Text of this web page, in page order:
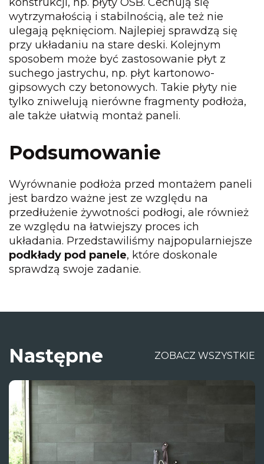
wytrzymałością i stabilnością, ale też nie
ulegają pęknięciom. Najlepiej sprawdzą się
przy układaniu na stare deski. Kolejnym
sposobem może być zastosowanie płyt z
suchego jastrychu, np. płyt kartonowo-
gipsowych czy betonowych. Takie płyty nie
tylko zniwelują nierówne fragmenty podłoża,
ale także ułatwią montaż paneli.
Podsumowanie
Wyrównanie podłoża przed montażem paneli
jest bardzo ważne jest ze względu na
przedłużenie żywotności podłogi, ale również
ze względu na łatwiejszy proces ich
układania. Przedstawiliśmy najpopularniejsze
podkłady pod panele, które doskonale
sprawdzą swoje zadanie.
Następne ZOBACZ WSZYSTKIE